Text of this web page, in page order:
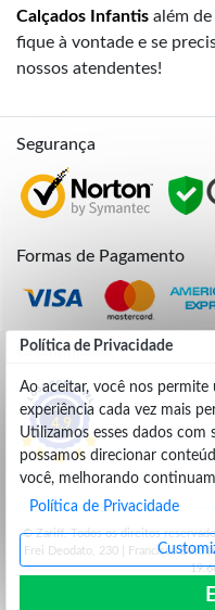
Política de Privacidade
Ao aceitar, você nos permite
experiência cada vez mais
Utilizamos esses dados com
possamos direcionar
você, melhorando
Política de Privacidade
Calçados Infantis além
fique à vontade e se
nossos atendentes!
Segurança
Formas de Pagamento
Credibilidade
4.9
© Zariff. Todos os direitos
Frei Deodato, 230 | Francisco